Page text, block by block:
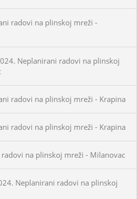
radovi na plinskoj mreži -
Neplanirani radovi na plinskoj
radovi na plinskoj mreži - Krapina
radovi na plinskoj mreži - Krapina
na plinskoj mreži - Milanovac
Neplanirani radovi na plinskoj